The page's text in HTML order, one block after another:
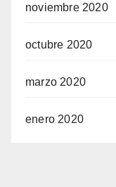
noviembre 2020
octubre 2020
marzo 2020
enero 2020